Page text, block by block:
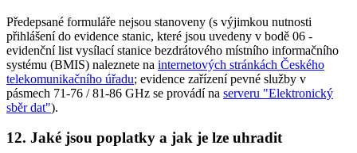
Předepsané formuláře nejsou stanoveny (s výjimkou nutnosti
přihlášení do evidence stanic, které jsou uvedeny v bodě 06 -
evidenční list vysílací stanice bezdrátového místního informačního
systému (BMIS) naleznete na internetových stránkách Českého
telekomunikačního úřadu; evidence zařízení pevné služby v
pásmech 71-76 / 81-86 GHz se provádí na serveru "Elektronický
sběr dat").
12. Jaké jsou poplatky a jak je lze uhradit